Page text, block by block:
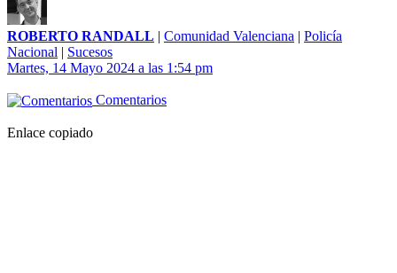
ROBERTO RANDALL | Comunidad Valenciana | Policía
Nacional | Sucesos
Martes, 14 Mayo 2024 a las 1:54 pm
Comentarios
Enlace copiado